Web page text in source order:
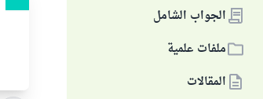
الجواب الشامل
ملفات علمية
المقالات